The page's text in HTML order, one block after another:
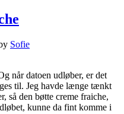
Sofie
når datoen udløber, er det
til. Jeg havde længe tænkt
så den bøtte creme fraiche,
kunne da fint komme i